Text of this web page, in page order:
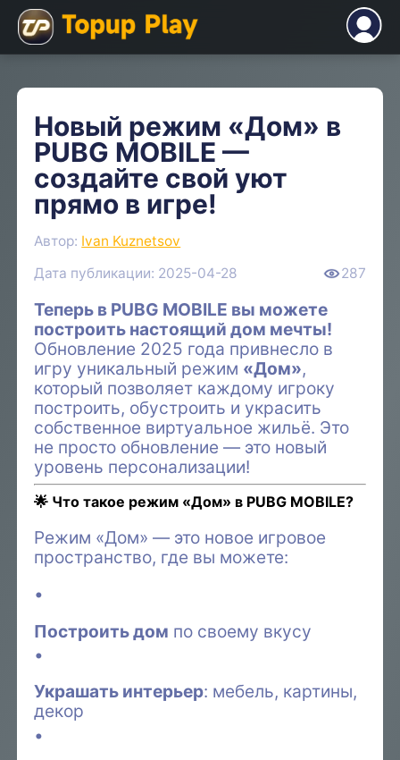
Новый режим «Дом» в
PUBG MOBILE —
создайте свой уют
прямо в игре!
Автор: Ivan Kuznetsov
Дата публикации: 2025-04-28
287
Теперь в PUBG MOBILE вы можете
построить настоящий дом мечты!
Обновление 2025 года привнесло в
игру уникальный режим «Дом»,
который позволяет каждому игроку
построить, обустроить и украсить
собственное виртуальное жильё. Это
не просто обновление — это новый
уровень персонализации!
🌟 Что такое режим «Дом» в PUBG MOBILE?
Режим «Дом» — это новое игровое
пространство, где вы можете:
Построить дом по своему вкусу
Украшать интерьер: мебель, картины,
декор